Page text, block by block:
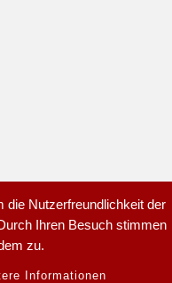
die Nutzerfreundlichkeit der
Ihren Besuch stimmen
zu.
Informationen